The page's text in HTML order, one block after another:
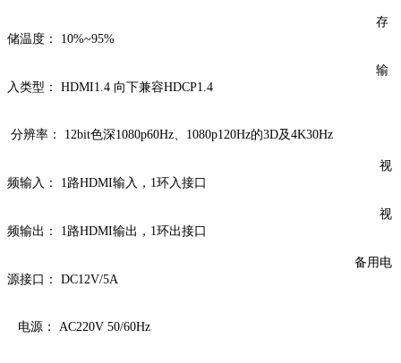
存
储温度： 10%~95%
输
入类型： HDMI1.4 向下兼容HDCP1.4
分辨率： 12bit色深1080p60Hz、1080p120Hz的3D及4K30Hz
视
频输入： 1路HDMI输入，1环入接口
视
频输出： 1路HDMI输出，1环出接口
备用电
源接口： DC12V/5A
电源： AC220V 50/60Hz